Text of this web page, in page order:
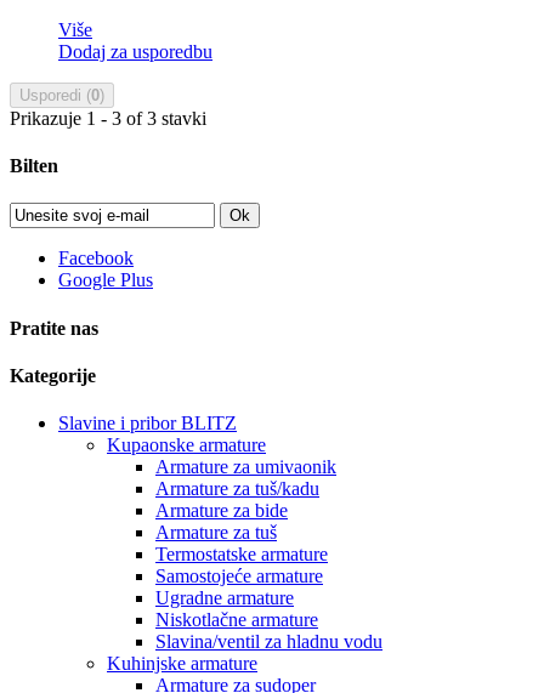
Više
Dodaj za usporedbu
Usporedi (0)
Prikazuje 1 - 3 of 3 stavki
Bilten
Ok
Facebook
Google Plus
Pratite nas
Kategorije
Slavine i pribor BLITZ
Kupaonske armature
Armature za umivaonik
Armature za tuš/kadu
Armature za bide
Armature za tuš
Termostatske armature
Samostojeće armature
Ugradne armature
Niskotlačne armature
Slavina/ventil za hladnu vodu
Kuhinjske armature
Armature za sudoper